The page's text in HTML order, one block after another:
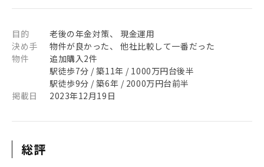
目的
老後の年金対策、 現金運用
決め手
物件が良かった、 他社比較して一番だった
物件
追加購入2件
駅徒歩7分 / 築11年 / 1000万円台後半
駅徒歩9分 / 築6年 / 2000万円台前半
掲載日
2023年12月19日
総評